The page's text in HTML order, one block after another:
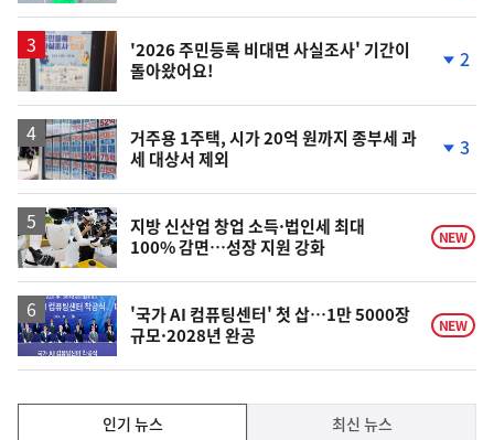
'2026 주민등록 비대면 사실조사' 기간이
돌아왔어요!
하
2
거주용 1주택, 시가 20억 원까지 종부세 과
세 대상서 제외
하
락
3
지방 신산업 창업 소득·법인세 최대
100% 감면…성장 지원 강화
NEW
'국가 AI 컴퓨팅센터' 첫 삽…1만 5000장
규모·2028년 완공
NEW
인기 뉴스 최신 뉴스